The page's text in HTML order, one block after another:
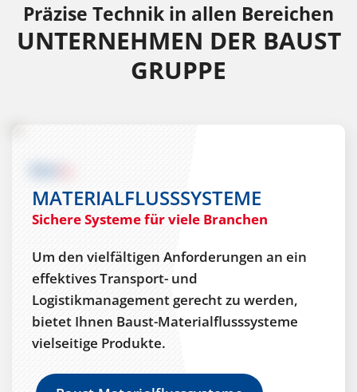
Präzise Technik in allen Bereichen
UNTERNEHMEN DER BAUST
GRUPPE
MATERIALFLUSSSYSTEME
Sichere Systeme für viele Branchen
Um den vielfältigen Anforderungen an ein
effektives Transport- und
Logistikmanagement gerecht zu werden,
bietet Ihnen Baust-Materialflusssysteme
vielseitige Produkte.